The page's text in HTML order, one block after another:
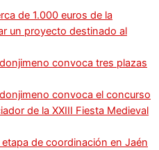
de 1.000 euros de la
un proyecto destinado al
convoca tres plazas
convoca el concurso
de la XXIII Fiesta Medieval
de coordinación en Jaén